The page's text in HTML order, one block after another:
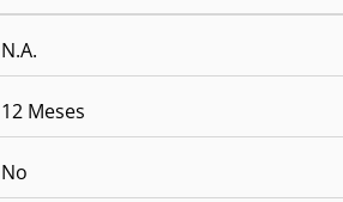
N.A.
12 Meses
No